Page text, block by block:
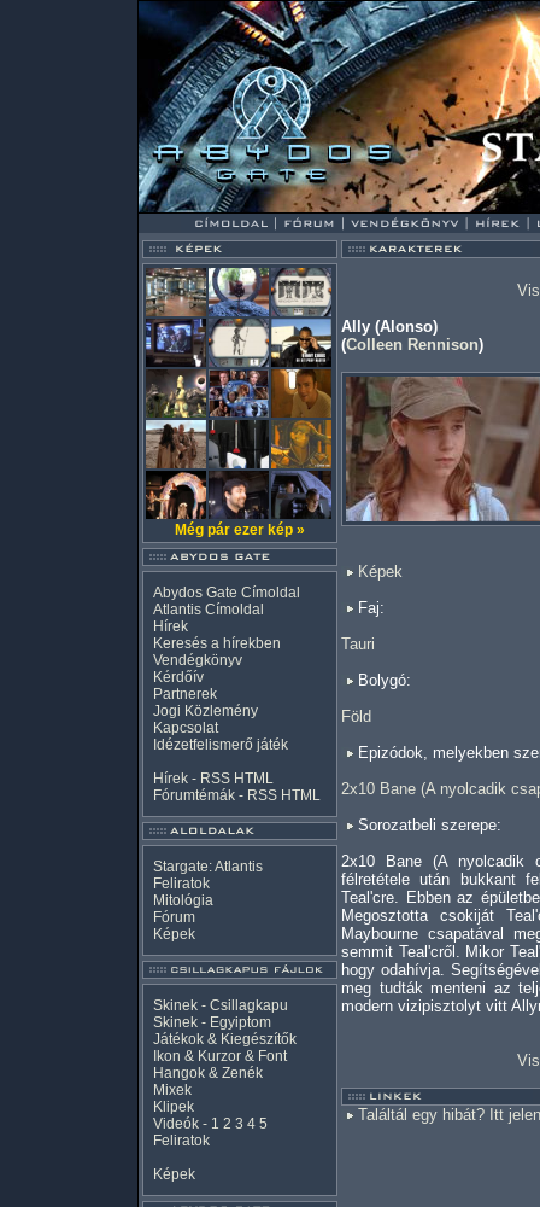
Még pár ezer kép »
Abydos Gate Címoldal
Atlantis Címoldal
Hírek
Keresés a hírekben
Vendégkönyv
Kérdőív
Partnerek
Jogi Közlemény
Kapcsolat
Idézetfelismerő játék
Hírek - RSS HTML
Fórumtémák - RSS HTML
Stargate: Atlantis
Feliratok
Mitológia
Fórum
Képek
Skinek - Csillagkapu
Skinek - Egyiptom
Játékok & Kiegészítők
Ikon & Kurzor & Font
Hangok & Zenék
Mixek
Klipek
Videók - 1 2 3 4 5
Feliratok
Képek
Ally (Alonso)
(Colleen Rennison)
Képek
Faj:
Tauri
Bolygó:
Föld
Epizódok, melyekben
2x10 Bane (A nyolcadik
Sorozatbeli szerepe:
2x10 Bane (A nyolcadik
félretétele után bukkant
Teal'cre. Ebben az
Megosztotta csokiját
Maybourne csapatával
semmit Teal'cről. Mikor
hogy odahívja.
meg tudták menteni az
modern vizipisztolyt vitt
Találtál egy hibát? Itt